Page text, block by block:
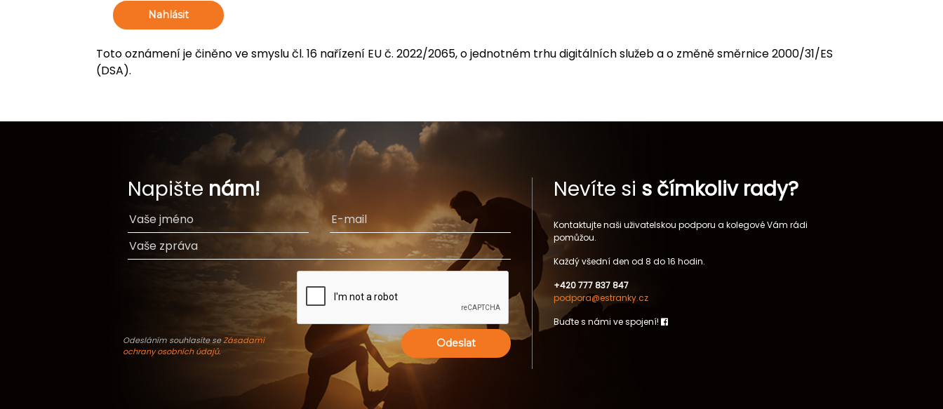
Nahlásit
Toto oznámení je činěno ve smyslu čl. 16 nařízení EU č. 2022/2065, o jednotném trhu digitálních služeb a o změně směrnice 2000/31/ES
(DSA).
Napište nám!
Odesláním souhlasíte seZásadami
ochrany osobních údajů.
Odeslat
Nevíte si s čímkoliv rady?
Kontaktujte naši uživatelskou podporu a kolegové Vám rádi
pomůžou.
Každý všední den od 8 do 16 hodin.
+420 777 837 847
podpora@estranky.cz
Buďte s námi ve spojení!